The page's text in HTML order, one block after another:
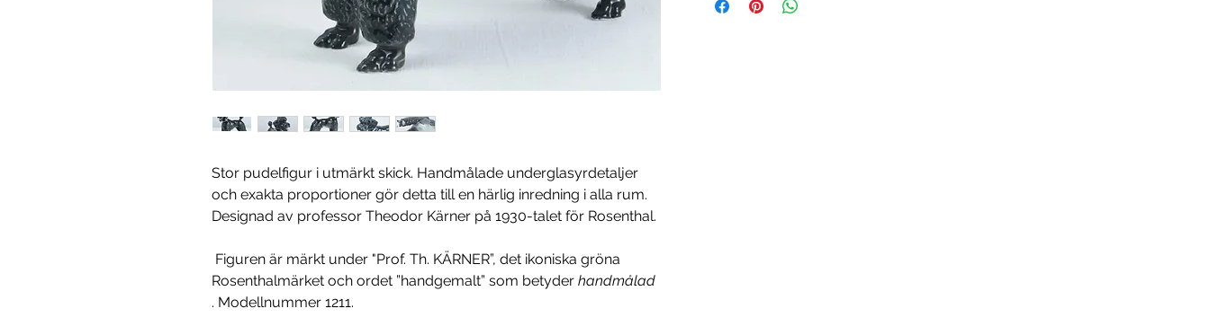
Stor pudelfigur i utmärkt skick. Handmålade underglasyrdetaljer
och exakta proportioner gör detta till en härlig inredning i alla rum.
Designad av professor Theodor Kärner på 1930-talet för Rosenthal.
Figuren är märkt under "Prof. Th. KÄRNER”, det ikoniska gröna
Rosenthalmärket och ordet ”handgemalt” som betyder handmålad
. Modellnummer 1211.
Rosenthal
stått för konst och design,